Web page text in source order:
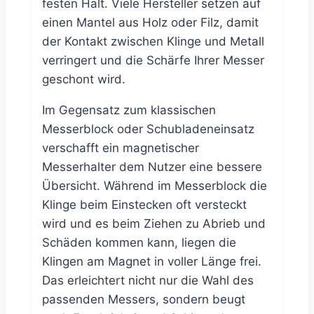
festen Halt. Viele Hersteller setzen auf
einen Mantel aus Holz oder Filz, damit
der Kontakt zwischen Klinge und Metall
verringert und die Schärfe Ihrer Messer
geschont wird.
Im Gegensatz zum klassischen
Messerblock oder Schubladeneinsatz
verschafft ein magnetischer
Messerhalter dem Nutzer eine bessere
Übersicht. Während im Messerblock die
Klinge beim Einstecken oft versteckt
wird und es beim Ziehen zu Abrieb und
Schäden kommen kann, liegen die
Klingen am Magnet in voller Länge frei.
Das erleichtert nicht nur die Wahl des
passenden Messers, sondern beugt